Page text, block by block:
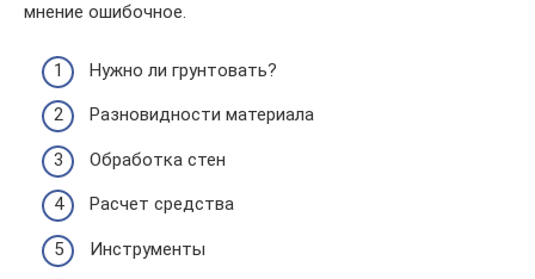
мнение ошибочное.
Нужно ли грунтовать?
Разновидности материала
Обработка стен
Расчет средства
Инструменты